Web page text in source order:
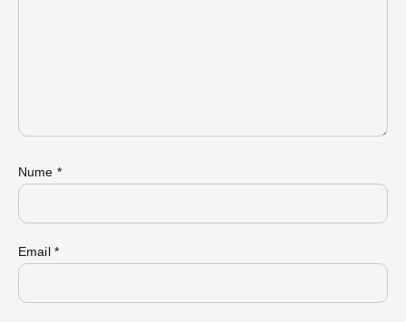
Nume *
Email *